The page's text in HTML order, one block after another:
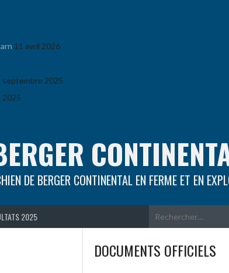
11 avril 2026
septembre 2025
2025
DE BERGER CONTINENTAL EN FERME ET EN
2025
DOCUMENTS OFFICIELS